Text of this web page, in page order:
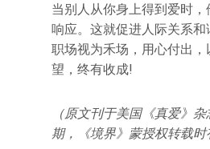
当别人从你身上得到爱时
响应。这就促进人际关系
职场视为禾场，用心付出
望，终有收成!
（原文刊于美国《真爱》
期，《境界》蒙授权转载时